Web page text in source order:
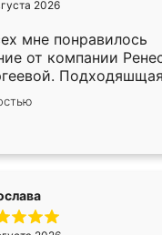
2026
мне понравилось
от компании
изготовления.
сотрудник Владислав
по моему эскизу